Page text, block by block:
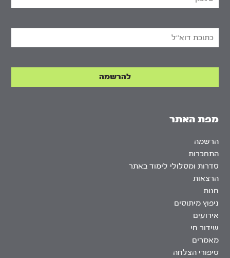
מפת האתר
הרשמה
התחברות
סדרות ומסלולי לימוד באתר
הרצאות
חנות
ניפוץ מיתוסים
אירועים
שידור חי
מאמרים
סיפורי הצלחה